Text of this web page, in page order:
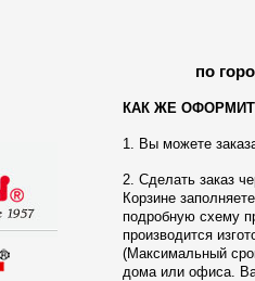
по
КАК ЖЕ
1. Вы можете
2. Сделать заказ
Корзине
подробную схему
производится
(Максимальный
дома или офиса.